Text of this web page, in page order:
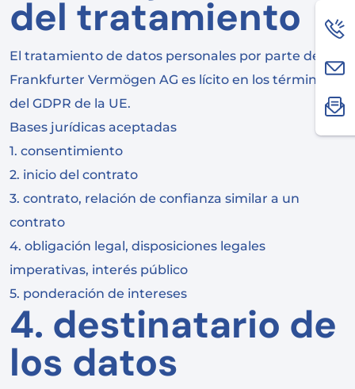
del tratamiento
El tratamiento de datos personales por parte de FV
Frankfurter Vermögen AG es lícito en los términos
del GDPR de la UE.
Bases jurídicas aceptadas
1. consentimiento
2. inicio del contrato
3. contrato, relación de confianza similar a un
contrato
4. obligación legal, disposiciones legales
imperativas, interés público
5. ponderación de intereses
4. destinatario de
los datos